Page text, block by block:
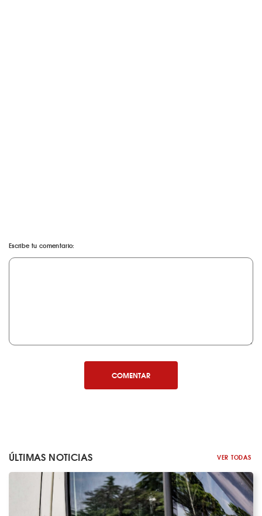
Escribe tu comentario:
COMENTAR
ÚLTIMAS NOTICIAS VER TODAS